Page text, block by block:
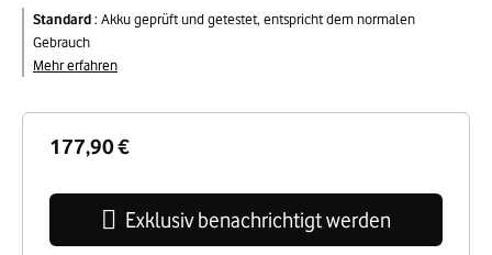
177,90 €
Exklusiv benachrichtigt werden
Standard: Akku geprüft und getestet, entspricht dem normalen
Gebrauch
Mehr erfahren